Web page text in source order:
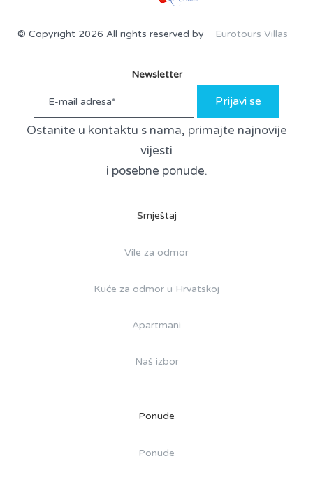
© Copyright 2026 All rights reserved by Eurotours Villas
Newsletter
Prijavi se
Ostanite u kontaktu s nama, primajte najnovije
vijesti
i posebne ponude.
Smještaj
Vile za odmor
Kuće za odmor u Hrvatskoj
Apartmani
Naš izbor
Ponude
Ponude